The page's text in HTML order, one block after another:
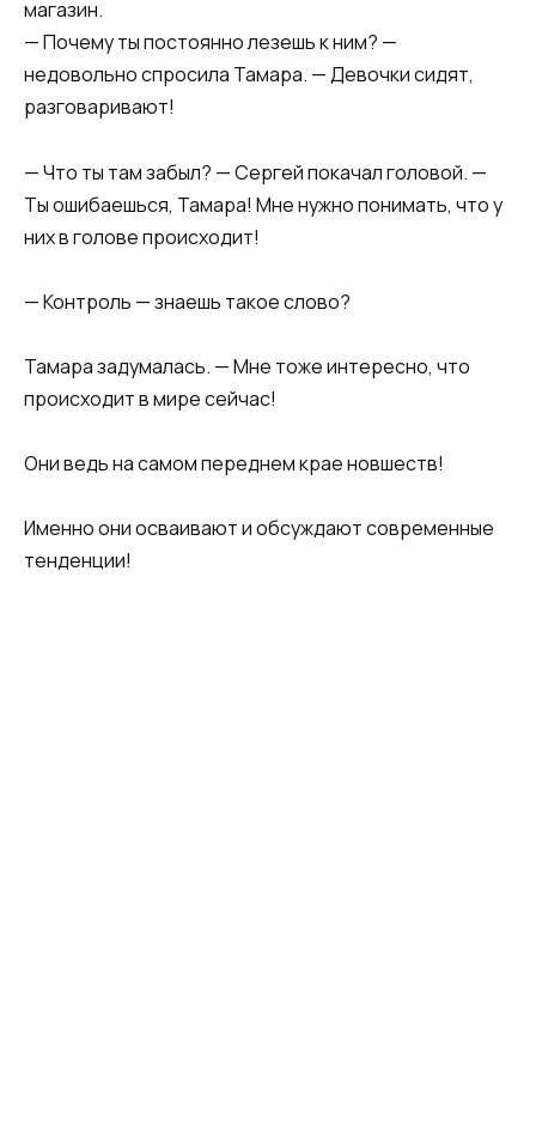
магазин.
— Почему ты постоянно лезешь к ним? —
недовольно спросила Тамара. — Девочки сидят,
разговаривают!
— Что ты там забыл? — Сергей покачал головой. —
Ты ошибаешься, Тамара! Мне нужно понимать, что у
них в голове происходит!
— Контроль — знаешь такое слово?
Тамара задумалась. — Мне тоже интересно, что
происходит в мире сейчас!
Они ведь на самом переднем крае новшеств!
Именно они осваивают и обсуждают современные
тенденции!